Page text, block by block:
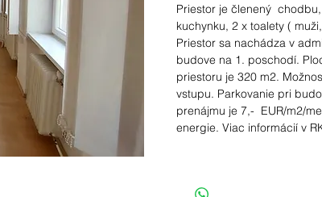
Priestor je členený
kuchynku, 2 x toalety (
Priestor sa nachádza v
budove na 1. poschodí.
priestoru je 320 m2.
vstupu. Parkovanie pri
prenájmu je 7,- EUR/m2/
energie. Viac informácií v